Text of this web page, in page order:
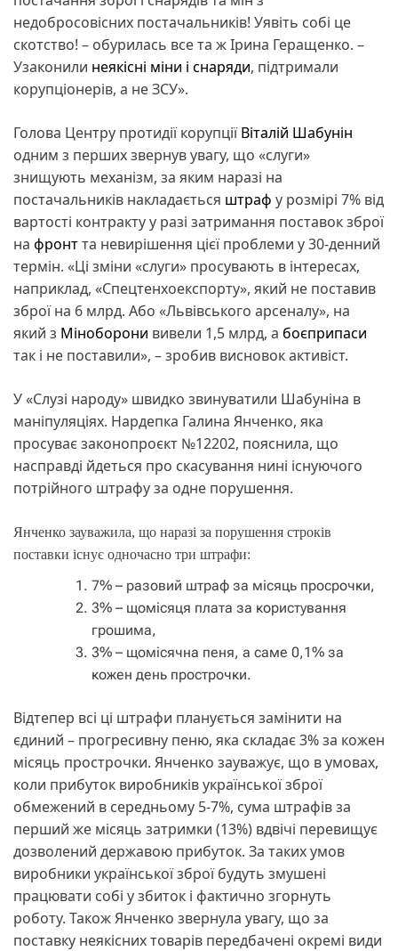
недобросовісних постачальників! Уявіть собі це
скотство! – обурилась все та ж Ірина Геращенко. –
Узаконили неякісні міни і снаряди, підтримали
корупціонерів, а не ЗСУ».
Голова Центру протидії корупціїВіталій Шабунін
одним з перших звернув увагу, що «слуги»
знищують механізм, за яким наразі на
постачальників накладається штраф у розмірі 7% від
вартості контракту у разі затримання поставок зброї
на фронтта невирішення цієї проблеми у 30-денний
термін. «Ці зміни «слуги» просувають в інтересах,
наприклад, «Спецтенхоекспорту», який не поставив
зброї на 6 млрд. Або «Львівського арсеналу», на
який з Міноборони вивели 1,5 млрд, а боєприпаси
так і не поставили», – зробив висновок активіст.
У «Слузі народу» швидко звинуватили Шабуніна в
маніпуляціях. Нардепка Галина Янченко, яка
просуває законопроєкт №12202, пояснила, що
насправді йдеться про скасування нині існуючого
потрійного штрафу за одне порушення.
Янченко зауважила, що наразі за порушення строків
поставки існує одночасно три штрафи:
7% – разовий штраф за місяць просрочки,
3% – щомісяця плата за користування
грошима,
3% – щомісячна пеня, а саме 0,1% за
кожен день прострочки.
Відтепер всі ці штрафи планується замінити на
єдиний – прогресивну пеню, яка складає 3% за кожен
місяць прострочки. Янченко зауважує, що в умовах,
коли прибуток виробників української зброї
обмежений в середньому 5-7%, сума штрафів за
перший же місяць затримки (13%) вдвічі перевищує
дозволений державою прибуток. За таких умов
виробники української зброї будуть змушені
працювати собі у збиток і фактично згорнуть
роботу. Також Янченко звернула увагу, що за
поставку неякісних товарів передбачені окремі види